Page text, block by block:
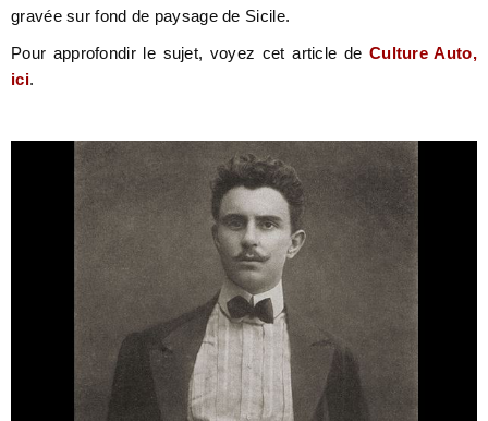
gravée sur fond de paysage de Sicile.
Pour approfondir le sujet, voyez cet article de Culture Auto,
ici.